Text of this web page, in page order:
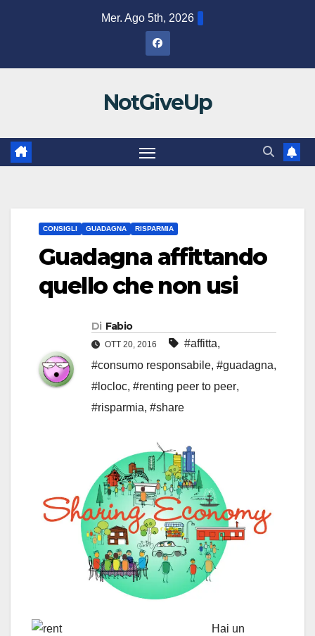
Mer. Ago 5th, 2026
NotGiveUp
CONSIGLI GUADAGNA RISPARMIA
Guadagna affittando
quello che non usi
Di Fabio
OTT 20, 2016 #affitta,
#consumo responsabile, #guadagna,
#locloc, #renting peer to peer,
#risparmia, #share
Hai un